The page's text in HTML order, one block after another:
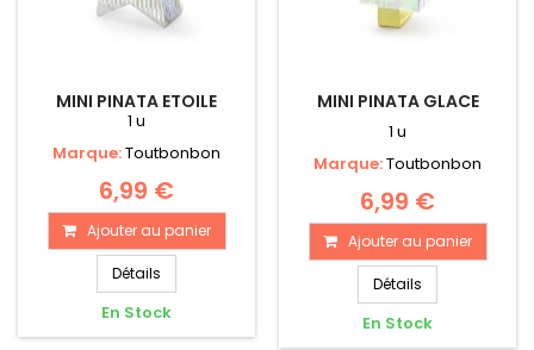
MINI PINATA ETOILE
1 u
Marque:Toutbonbon
6,99 €
Ajouter au panier
Détails
En Stock
MINI PINATA GLACE
1 u
Marque:Toutbonbon
6,99 €
Ajouter au panier
Détails
En Stock